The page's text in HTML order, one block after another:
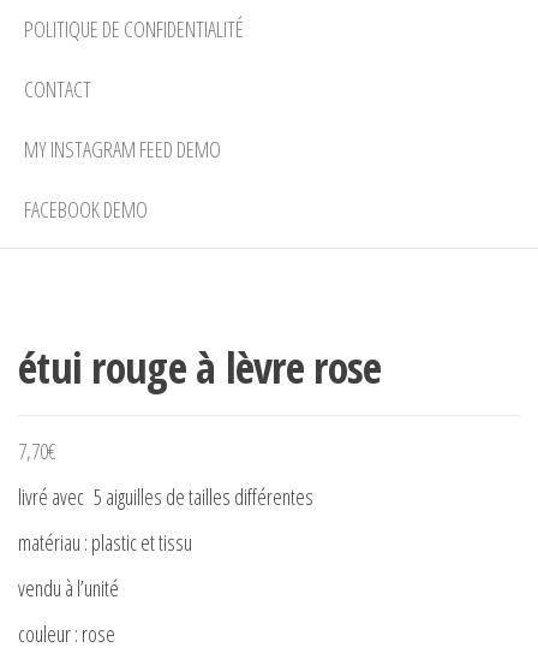
POLITIQUE DE CONFIDENTIALITÉ
CONTACT
MY INSTAGRAM FEED DEMO
FACEBOOK DEMO
étui rouge à lèvre rose
7,70€
livré avec 5 aiguilles de tailles différentes
matériau : plastic et tissu
vendu à l’unité
couleur : rose